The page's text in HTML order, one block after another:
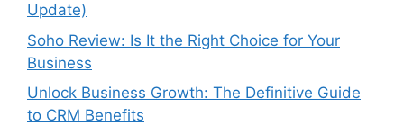
Update)
Soho Review: Is It the Right Choice for Your
Business
Unlock Business Growth: The Definitive Guide
to CRM Benefits